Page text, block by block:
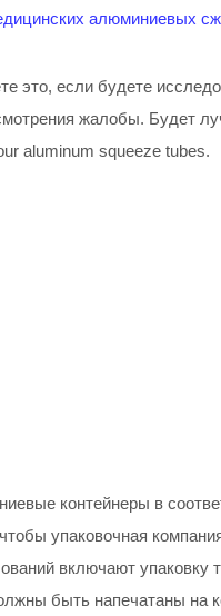
алюминиевых
это, если будете
жалобы. Будет
aluminum squeeze tubes.
контейнеры в
упаковочная
включают
быть напечатаны